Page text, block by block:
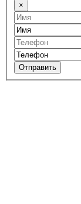
×
Отправить